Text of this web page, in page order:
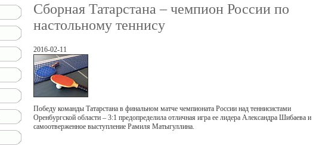
Сборная Татарстана – чемпион России по
настольному теннису
2016-02-11
Победу команды Татарстана в финальном матче чемпионата России над теннисистами
Оренбургской области – 3:1 предопределила отличная игра ее лидера Александра Шибаева и
самоотверженное выступление Рамиля Матыгуллина.